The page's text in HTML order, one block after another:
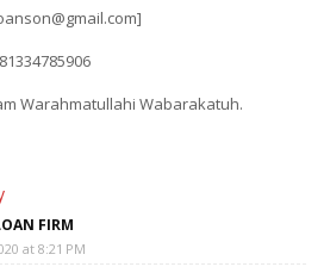
Warahmatullahi Wabarakatuh.
FIRM
at 8:21 PM